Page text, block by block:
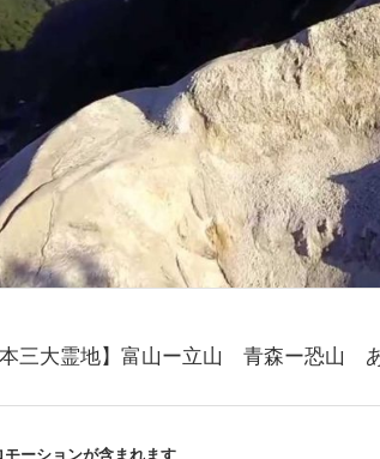
本三大霊地】富山ー立山 青森ー恐山
ーションが含まれます